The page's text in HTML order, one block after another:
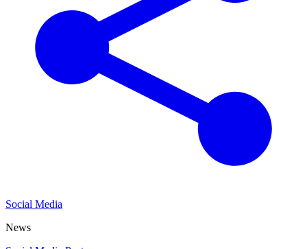
Social Media
News